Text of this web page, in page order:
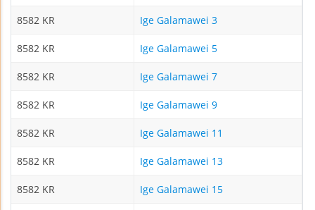
8582 KR Ige Galamawei 3
8582 KR Ige Galamawei 5
8582 KR Ige Galamawei 7
8582 KR Ige Galamawei 9
8582 KR Ige Galamawei 11
8582 KR Ige Galamawei 13
8582 KR Ige Galamawei 15